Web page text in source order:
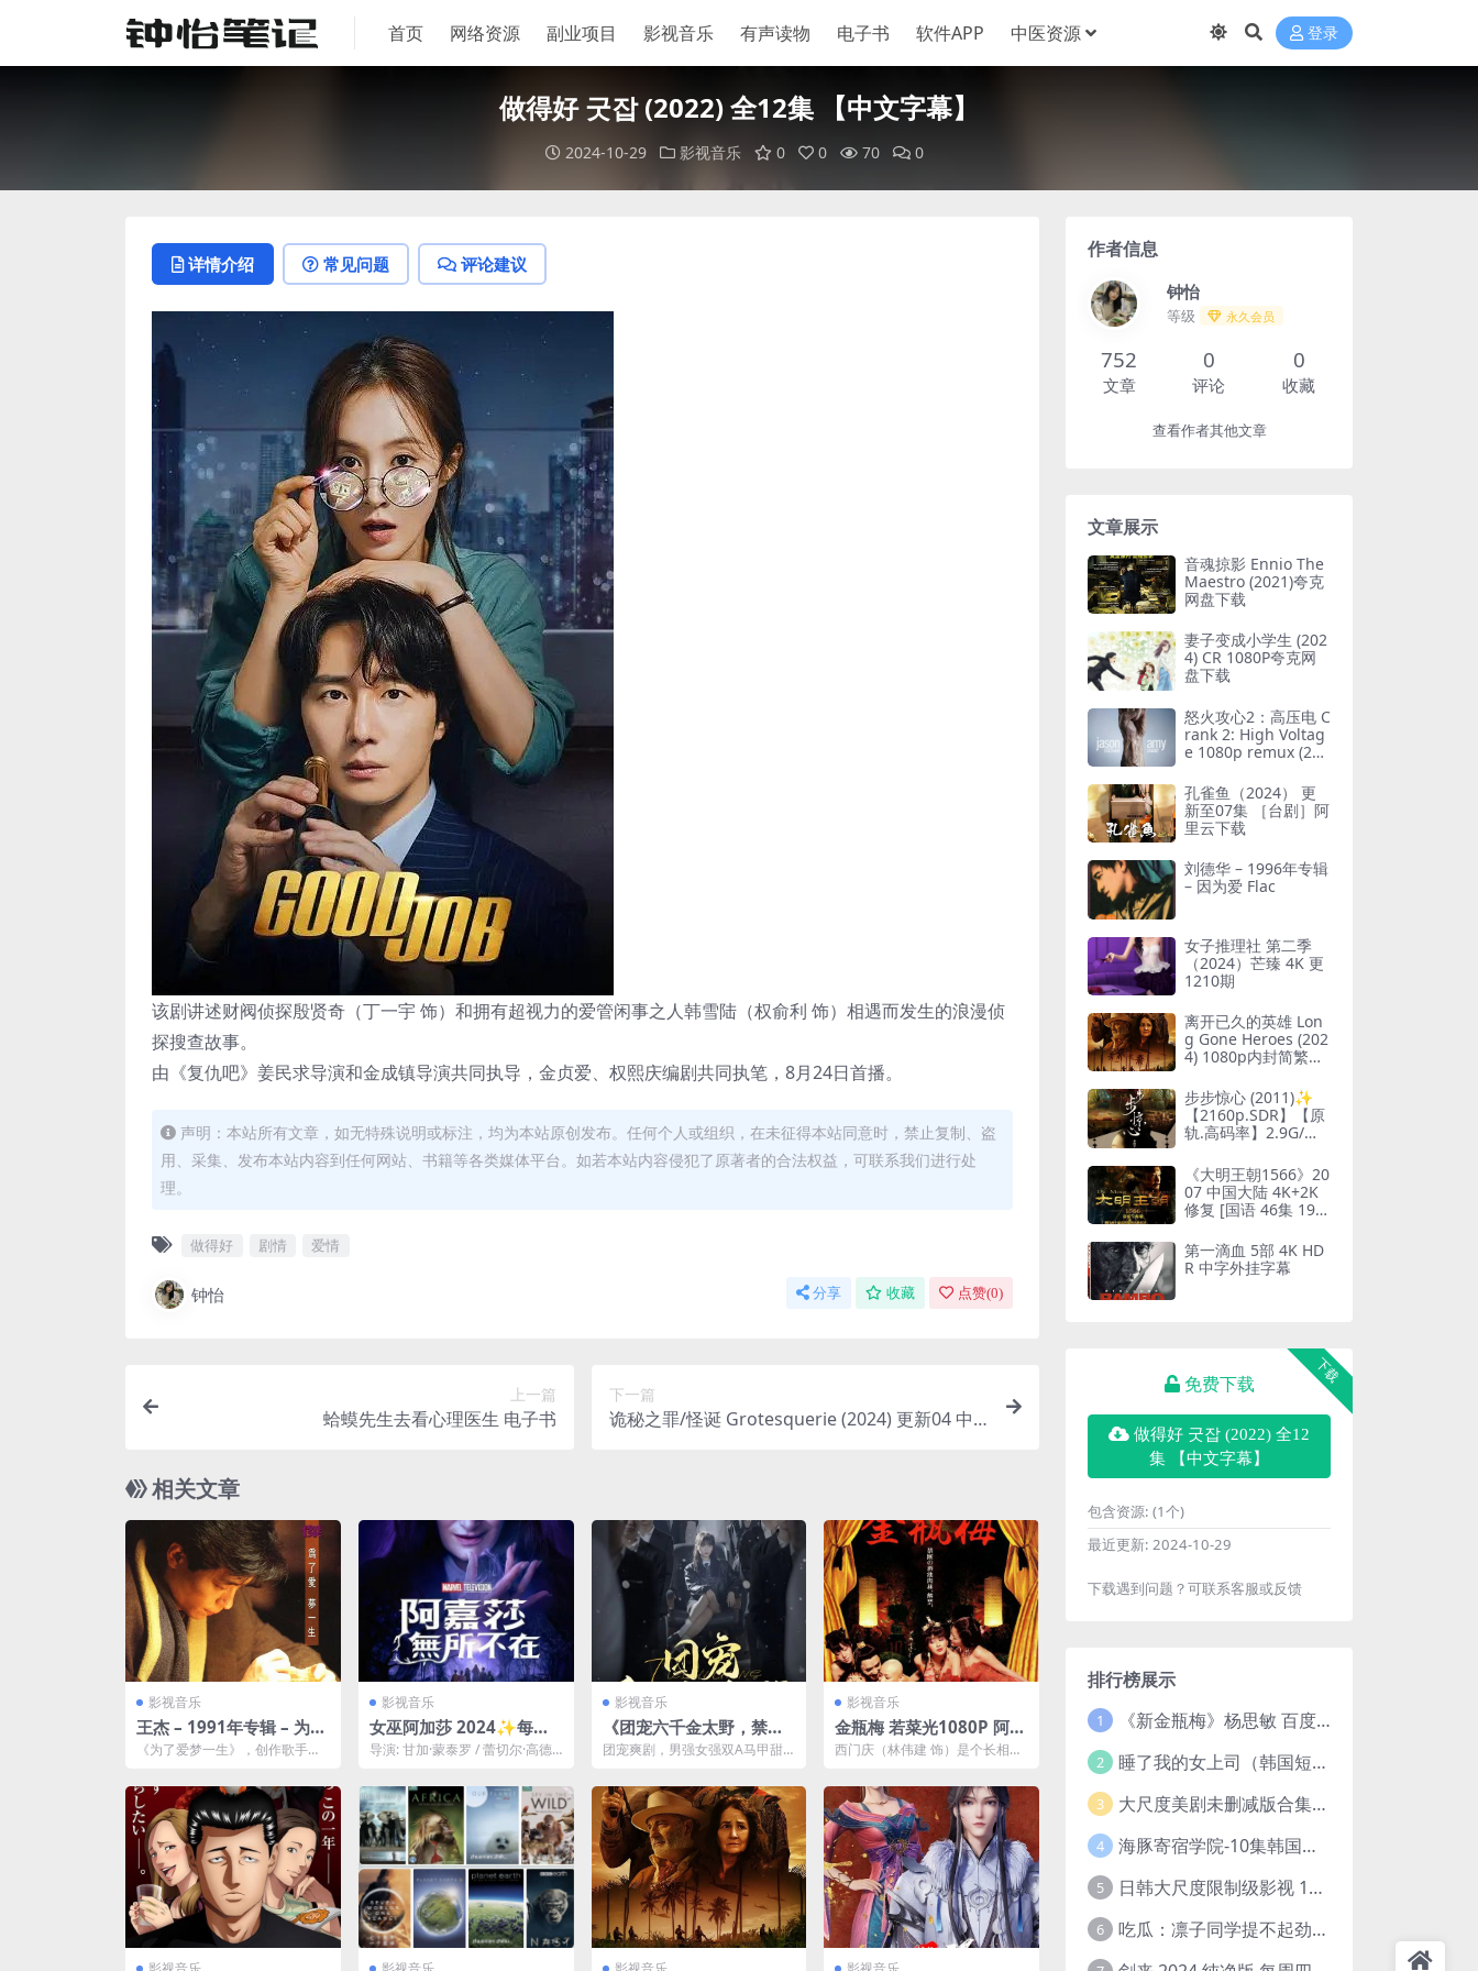
首页 网络资源 副业项目 影视音乐 有声读物 电子书 软件APP 中医资源 登录
做得好 굿잡 (2022) 全12集 【中文字幕】
2024-10-29 影视音乐 0 0 70 0
详情介绍 常见问题 评论建议
该剧讲述财阀侦探殷贤奇（丁一宇 饰）和拥有超视力的爱管闲事之人韩雪陆（权俞利 饰）相遇而发生的浪漫侦
探搜查故事。
由《复仇吧》姜民求导演和金成镇导演共同执导，金贞爱、权熙庆编剧共同执笔，8月24日首播。
声明：本站所有文章，如无特殊说明或标注，均为本站原创发布。任何个人或组织，在未征得本站同意时，禁止复制、盗
用、采集、发布本站内容到任何网站、书籍等各类媒体平台。如若本站内容侵犯了原著者的合法权益，可联系我们进行处
理。
做得好 剧情 爱情
钟怡 分享 收藏 点赞(0)
上一篇
蛤蟆先生去看心理医生 电子书
下一篇
诡秘之罪/怪诞 Grotesquerie (2024) 更新04 中
相关文章
影视音乐
王杰 – 1991年专辑 – 为了
爱梦一生 Flac高清格式
《为了爱梦一生》，创作歌手王
七张国语专辑，由飞碟唱片...
影视音乐
女巫阿加莎 2024✨每周
四已更 Disney+流 标配中
✚【DV版】旺达幻视衍生
剧
导演: 甘加·蒙泰罗 / 蕾切尔·高德
费...
影视音乐
《团宠六千金太野，禁欲
妄爷难把持》全集 张北淅
团宠爽剧，男强女强双A马甲甜
活阎王，年龄差，远角很...
影视音乐
金瓶梅 若菜光1080P 阿里
云下载The Forbidden L
008)
西门庆（林伟建 饰）是个长相俊
期就跟随父亲（徐少强 ...
作者信息
钟怡
等级 永久会员
752
文章
0
评论
0
收藏
查看作者其他文章
文章展示
音魂掠影 Ennio The
Maestro (2021)夸克
网盘下载
妻子变成小学生 (202
4) CR 1080P夸克网
盘下载
怒火攻心2：高压电 C
rank 2: High Voltag
e 1080p remux (200
孔雀鱼（2024） 更
新至07集 ［台剧］阿
里云下载
刘德华 – 1996年专辑
– 因为爱 Flac
女子推理社 第二季
（2024）芒臻 4K 更
1210期
离开已久的英雄 Lon
g Gone Heroes (202
4) 1080p内封简繁夸
步步惊心 (2011)✨
【2160p.SDR】【原
轨.高码率】2.9G/集
《大明王朝1566》20
07 中国大陆 4K+2K
修复 [国语 46集 192
第一滴血 5部 4K HD
R 中字外挂字幕
下载
免费下载
做得好 굿잡 (2022) 全12
集 【中文字幕】
包含资源: (1个)
最近更新: 2024-10-29
下载遇到问题？可联系客服或反馈
排行榜展示
1 《新金瓶梅》杨思敏 百度云网盘下载.1080P阿里下载.国语中字.(1996)
2 睡了我的女上司（韩国短剧）4K超清/中字百度云网盘下载
3 大尺度美剧未删减版合集【22部】
4 海豚寄宿学院-10集韩国高颜值短剧
5 日韩大尺度限制级影视 120部大合集无删减版
6 吃瓜：凛子同学提不起劲/小怡loli 72V+23V+14V–24.02GB】